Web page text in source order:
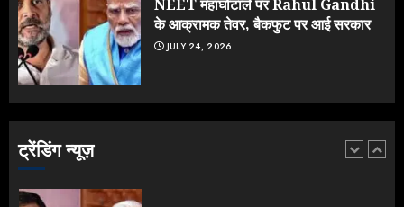
NEET महाघोटाले पर Rahul Gandhi
के आक्रामक तेवर, बैकफुट पर आई सरकार
JULY 24, 2026
ट्रेंडिंग न्यूज़
5
1
झुकी मोदी सरकार?